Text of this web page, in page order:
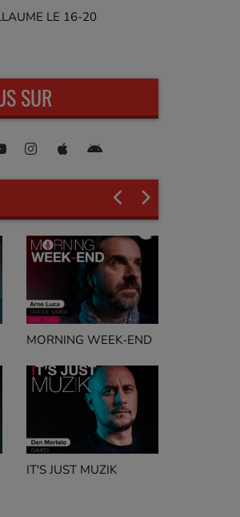
LE 16-20
SUR
MORNING WEEK-END
IT'S JUST MUZIK